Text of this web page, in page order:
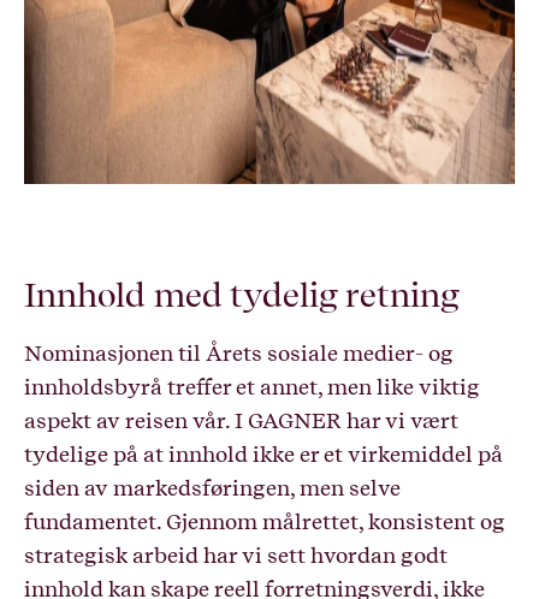
Innhold med tydelig retning
Nominasjonen til Årets sosiale medier- og
innholdsbyrå treffer et annet, men like viktig
aspekt av reisen vår. I GAGNER har vi vært
tydelige på at innhold ikke er et virkemiddel på
siden av markedsføringen, men selve
fundamentet. Gjennom målrettet, konsistent og
strategisk arbeid har vi sett hvordan godt
innhold kan skape reell forretningsverdi, ikke
Instagram
LinkedIn